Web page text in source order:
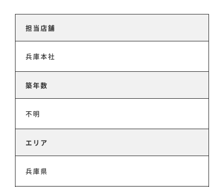
担当店舗
兵庫本社
築年数
不明
エリア
兵庫県
事業事例